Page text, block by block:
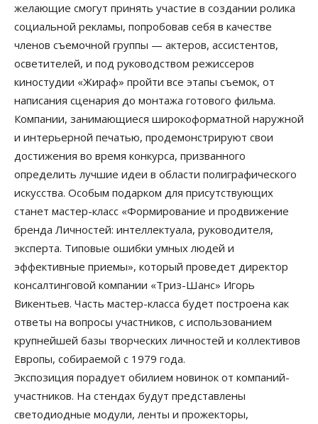
желающие смогут принять участие в создании ролика
социальной рекламы, попробовав себя в качестве
членов съемочной группы — актеров, ассистентов,
осветителей, и под руководством режиссеров
киностудии «Жираф» пройти все этапы съемок, от
написания сценария до монтажа готового фильма.
Компании, занимающиеся широкоформатной наружной
и интерьерной печатью, продемонстрируют свои
достижения во время конкурса, призванного
определить лучшие идеи в области полиграфического
искусства. Особым подарком для присутствующих
станет мастер-класс «Формирование и продвижение
бренда Личностей: интеллектуала, руководителя,
эксперта. Типовые ошибки умных людей и
эффективные приемы», который проведет директор
консалтинговой компании «Триз-Шанс» Игорь
Викентьев. Часть мастер-класса будет построена как
ответы на вопросы участников, с использованием
крупнейшей базы творческих личностей и коллективов
Европы, собираемой с 1979 года.
Экспозиция порадует обилием новинок от компаний-
участников. На стендах будут представлены
светодиодные модули, ленты и прожекторы,